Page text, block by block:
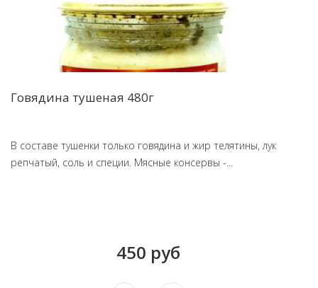
Говядина тушеная 480г
В составе тушенки только говядина и жир телятины, лук
репчатый, соль и специи. Мясные консервы -...
450 руб